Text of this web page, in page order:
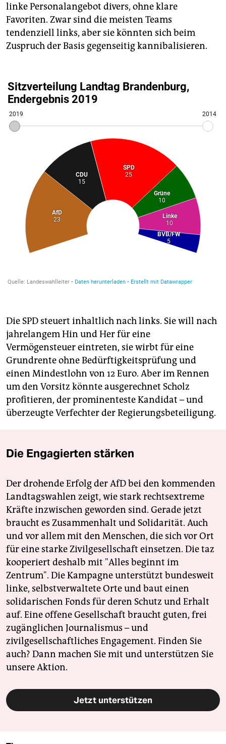
linke Personalangebot divers, ohne klare
Favoriten. Zwar sind die meisten Teams
tendenziell links, aber sie könnten sich beim
Zuspruch der Basis gegenseitig kannibalisieren.
Die SPD steuert inhaltlich nach links. Sie will nach
jahrelangem Hin und Her für eine
Vermögensteuer eintreten, sie wirbt für eine
Grundrente ohne Bedürftigkeitsprüfung und
einen Mindestlohn von 12 Euro. Aber im Rennen
um den Vorsitz könnte ausgerechnet Scholz
profitieren, der prominenteste Kandidat – und
überzeugte Verfechter der Regierungsbeteiligung.
Die Engagierten stärken
Der drohende Erfolg der AfD bei den kommenden
Landtagswahlen zeigt, wie stark rechtsextreme
Kräfte inzwischen geworden sind. Gerade jetzt
braucht es Zusammenhalt und Solidarität. Auch
und vor allem mit den Menschen, die sich vor Ort
für eine starke Zivilgesellschaft einsetzen. Die taz
kooperiert deshalb mit "Alles beginnt im
Zentrum". Die Kampagne unterstützt bundesweit
linke, selbstverwaltete Orte und baut einen
solidarischen Fonds für deren Schutz und Erhalt
auf. Eine offene Gesellschaft braucht guten, frei
zugänglichen Journalismus – und
zivilgesellschaftliches Engagement. Finden Sie
auch? Dann machen Sie mit und unterstützen Sie
unsere Aktion.
Jetzt unterstützen